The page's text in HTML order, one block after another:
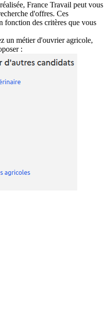
France Travail peut vous
d'offres. Ces
fonction des critères que vous
un métier d'ouvrier agricole,
: